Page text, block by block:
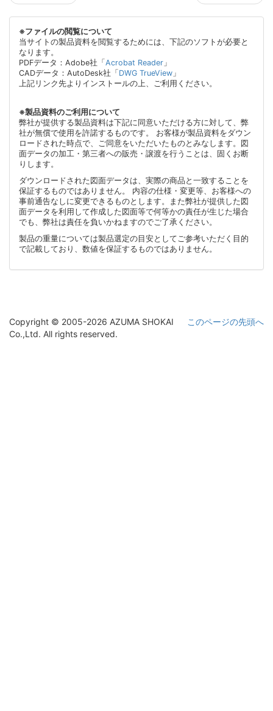
※ファイルの閲覧について
当サイトの製品資料を閲覧するためには、下記のソフトが必要と
なります。
PDFデータ：Adobe社「 Acrobat Reader 」
CADデータ：AutoDesk社「 DWG TrueView 」
上記リンク先よりインストールの上、ご利用ください。
※製品資料のご利用について
弊社が提供する製品資料は下記に同意いただける方に対して、弊
社が無償で使用を許諾するものです。 お客様が製品資料をダウン
ロードされた時点で、ご同意をいただいたものとみなします。図
面データの加工・第三者への販売・譲渡を行うことは、固くお断
りします。
ダウンロードされた図面データは、実際の商品と一致することを
保証するものではありません。 内容の仕様・変更等、お客様への
事前通告なしに変更できるものとします。また弊社が提供した図
面データを利用して作成した図面等で何等かの責任が生じた場合
でも、弊社は責任を負いかねますのでご了承ください。
製品の重量については製品選定の目安としてご参考いただく目的
で記載しており、数値を保証するものではありません。
このページの先頭へ
Copyright © 2005-2026 AZUMA SHOKAI
Co.,Ltd. All rights reserved.